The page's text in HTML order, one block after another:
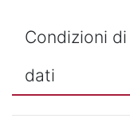
Condizioni
dati